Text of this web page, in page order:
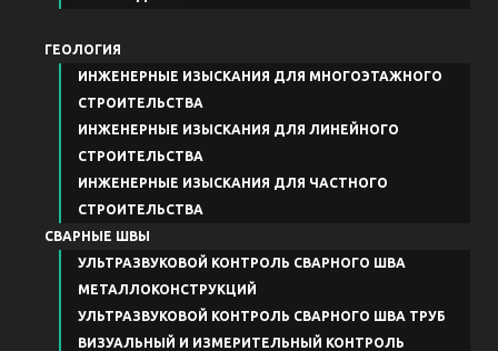
ГЕОЛОГИЯ
ИНЖЕНЕРНЫЕ ИЗЫСКАНИЯ ДЛЯ МНОГОЭТАЖНОГО
СТРОИТЕЛЬСТВА
ИНЖЕНЕРНЫЕ ИЗЫСКАНИЯ ДЛЯ ЛИНЕЙНОГО
СТРОИТЕЛЬСТВА
ИНЖЕНЕРНЫЕ ИЗЫСКАНИЯ ДЛЯ ЧАСТНОГО
СТРОИТЕЛЬСТВА
СВАРНЫЕ ШВЫ
УЛЬТРАЗВУКОВОЙ КОНТРОЛЬ СВАРНОГО ШВА
МЕТАЛЛОКОНСТРУКЦИЙ
УЛЬТРАЗВУКОВОЙ КОНТРОЛЬ СВАРНОГО ШВА ТРУБ
ВИЗУАЛЬНЫЙ И ИЗМЕРИТЕЛЬНЫЙ КОНТРОЛЬ